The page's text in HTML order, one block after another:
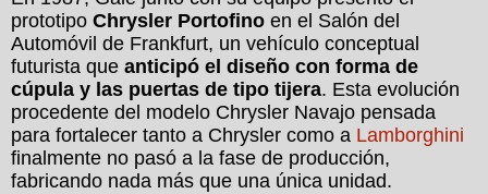
prototipo Chrysler Portofino en el Salón del
Automóvil de Frankfurt, un vehículo conceptual
futurista que anticipó el diseño con forma de
cúpula y las puertas de tipo tijera. Esta evolución
procedente del modelo Chrysler Navajo pensada
para fortalecer tanto a Chrysler como a Lamborghini
finalmente no pasó a la fase de producción,
fabricando nada más que una única unidad.